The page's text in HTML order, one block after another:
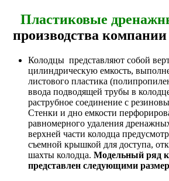
Пластиковые
производства компании
Колодцы представляют собой
цилиндрическую емкость,
листового пластика
ввода подводящей трубы в
раструбное соединение с
Стенки и дно емкости
равномерного удаления
верхней части колодца
съемной крышкой для доступа,
шахты колодца. Модельный ряд
представлен следующими